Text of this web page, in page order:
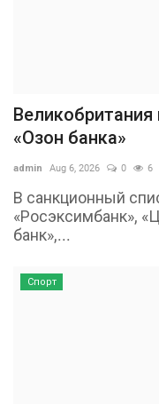
Великобритания
«Озон банка»
admin Aug 6, 2026 0 6
В санкционный
«Росэксимбанк»,
банк»,...
Спорт